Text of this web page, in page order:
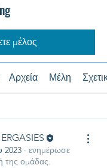
μέλος
Αρχεία Μέλη
2023 · ενημέρωσε
της ομάδας.